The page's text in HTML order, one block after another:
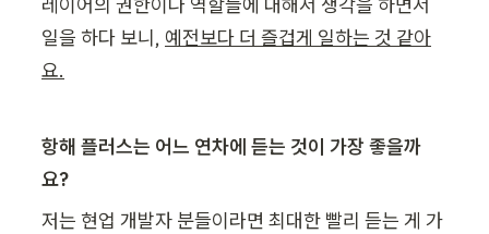
일을 하다 보니, 예전보다 더 즐겁게 일하는 것 같아
요.
항해 플러스는 어느 연차에 듣는 것이 가장 좋을까
요?
저는 현업 개발자 분들이라면 최대한 빨리 듣는 게 가